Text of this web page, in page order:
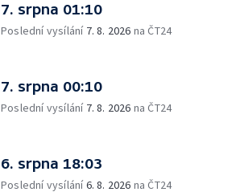
7. srpna 01:10
Poslední vysílání 7. 8. 2026 na ČT24
7. srpna 00:10
Poslední vysílání 7. 8. 2026 na ČT24
6. srpna 18:03
Poslední vysílání6. 8. 2026 na ČT24